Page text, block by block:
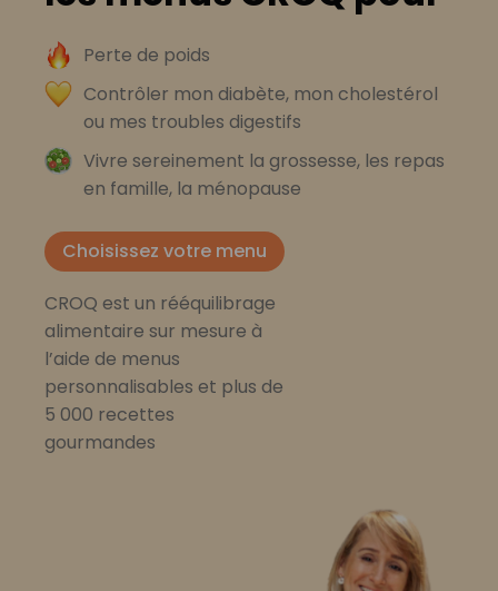
Perte de poids
Contrôler mon diabète, mon cholestérol
ou mes troubles digestifs
Vivre sereinement la grossesse, les repas
en famille, la ménopause
Choisissez votre menu
CROQ est un rééquilibrage
alimentaire sur mesure à
l’aide de menus
personnalisables et plus de
5 000 recettes
gourmandes